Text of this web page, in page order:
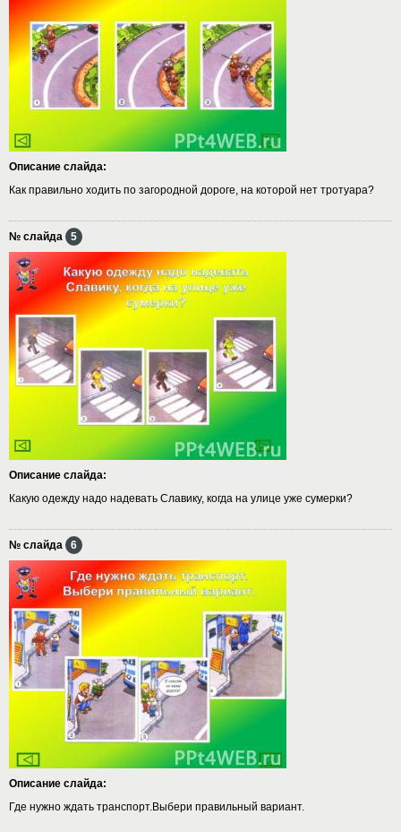
Описание слайда:
Как правильно ходить по загородной дороге, на которой нет тротуара?
№ слайда 5
Описание слайда:
Какую одежду надо надевать Славику, когда на улице уже сумерки?
№ слайда 6
Описание слайда:
Где нужно ждать транспорт.Выбери правильный вариант.